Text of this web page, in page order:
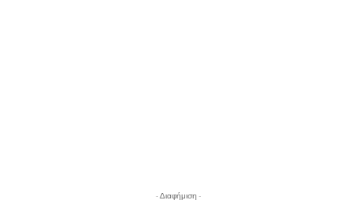
- Διαφήμιση -